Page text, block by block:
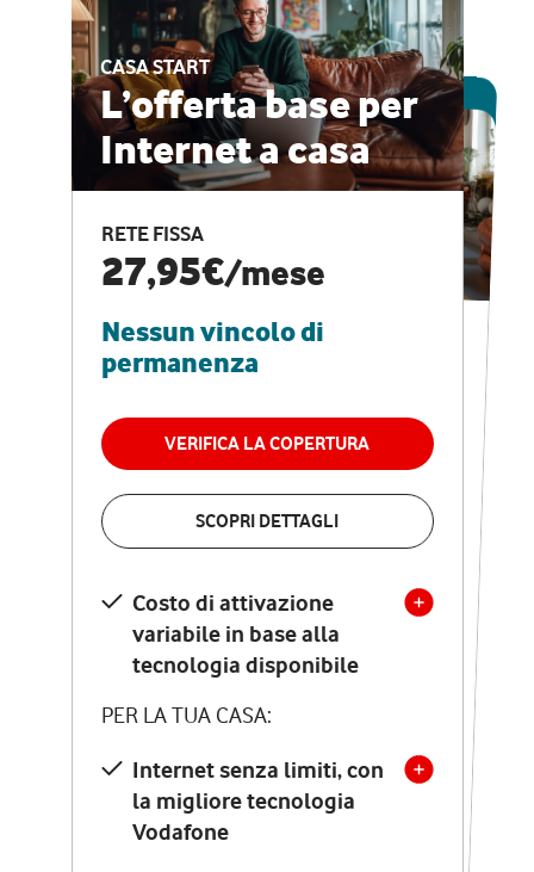
CASA START
L’offerta base per
Internet a casa
RETE FISSA
27,95€/mese
Nessun vincolo di
permanenza
VERIFICA LA COPERTURA
SCOPRI DETTAGLI
Costo di attivazione
variabile in base alla
tecnologia disponibile
PER LA TUA CASA:
Internet senza limiti, con
la migliore tecnologia
Vodafone
ESCLUSIVA ONLINE
CASA PRO
Internet veloce e
vantaggi speciali
RETE FISSA + VODAFONE CLUB
29,95€
permanenza
VERIFICA LA COPERTURA
Costo di attivazione
variabile in base alla
tecnologia disponibile
PER LA TUA CASA:
Internet senza limiti, con
la migliore tecnologia
Vodafone
Modem Seven con Wi-Fi 7